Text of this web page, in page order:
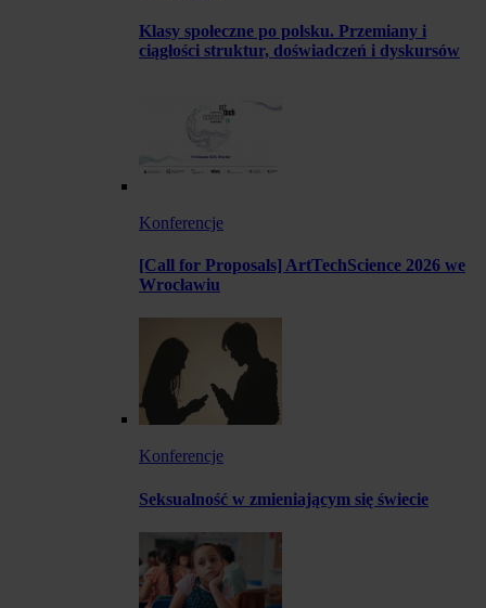
Klasy społeczne po polsku. Przemiany i
ciągłości struktur, doświadczeń i dyskursów
Konferencje
[Call for Proposals] ArtTechScience 2026 we
Wrocławiu
Konferencje
Seksualność w zmieniającym się świecie